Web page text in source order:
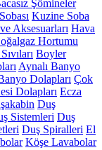
Şömineler
Kuzine Soba
Aksesuarları Hava
Hortumu
Boyler
Aynalı Banyo
Dolapları Çok
Dolapları Ecza
Duş
Sistemleri Duş
Duş Spiralleri El
Köşe Lavabolar